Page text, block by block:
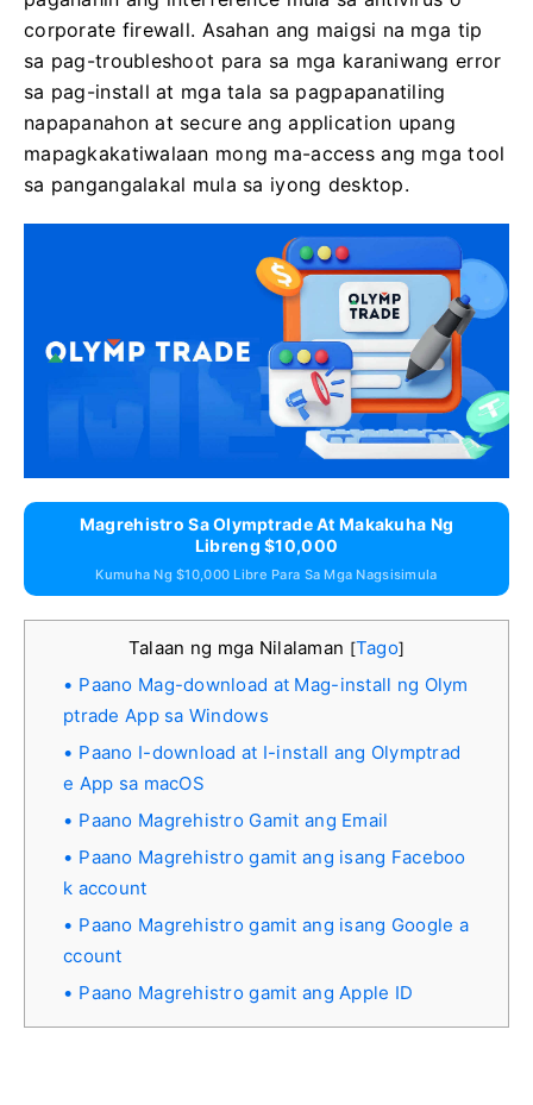
corporate firewall. Asahan ang maigsi na mga tip
sa pag-troubleshoot para sa mga karaniwang error
sa pag-install at mga tala sa pagpapanatiling
napapanahon at secure ang application upang
mapagkakatiwalaan mong ma-access ang mga tool
sa pangangalakal mula sa iyong desktop.
Magrehistro Sa Olymptrade At Makakuha Ng
Libreng $10,000
Kumuha Ng $10,000 Libre Para Sa Mga Nagsisimula
Talaan ng mga Nilalaman [Tago]
Paano Mag-download at Mag-install ng Olym
ptrade App sa Windows
Paano I-download at I-install ang Olymptrad
e App sa macOS
Paano Magrehistro Gamit ang Email
Paano Magrehistro gamit ang isang Faceboo
k account
Paano Magrehistro gamit ang isang Google a
ccount
Paano Magrehistro gamit ang Apple ID